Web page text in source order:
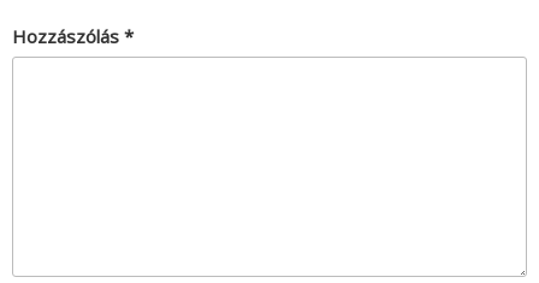
Hozzászólás *